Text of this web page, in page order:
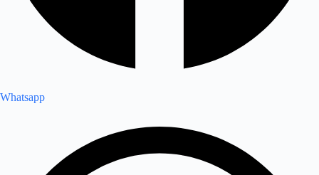
Whatsapp